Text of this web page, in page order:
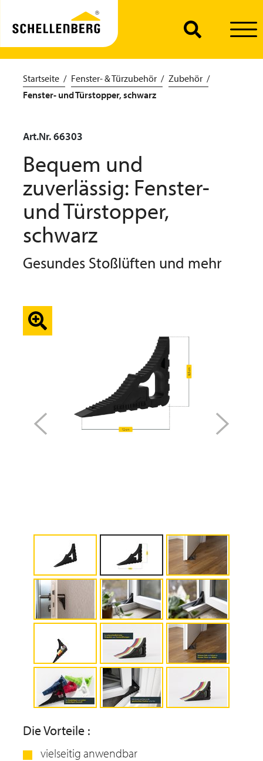
Startseite Fenster- & Türzubehör
Zubehör
Fenster- und Türstopper, schwarz
Art.Nr. 66303
Bequem und
zuverlässig: Fenster-
und Türstopper,
schwarz
Gesundes Stoßlüften und mehr
Die Vorteile :
vielseitig anwendbar